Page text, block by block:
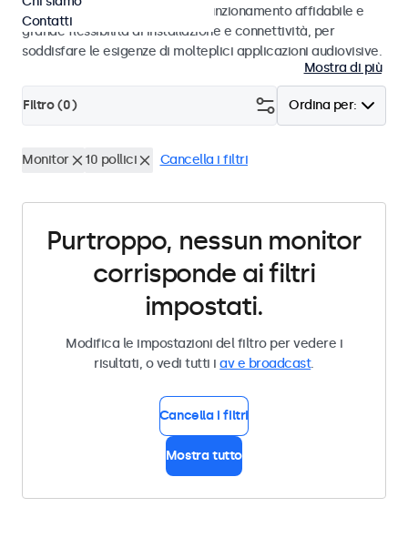
ambienti di studio. Offrono un funzionamento affidabile e
grande flessibilità di installazione e connettività, per
soddisfare le esigenze di molteplici applicazioni audiovisive.
Mostra di più
Ordina per:
Filtro (0)
Monitor 10 pollici Cancella i filtri
Purtroppo, nessun monitor
corrisponde ai filtri
impostati.
Modifica le impostazioni del filtro per vedere i
risultati, o vedi tutti iav e broadcast.
Cancella i filtri
Mostra tutto
Contatti